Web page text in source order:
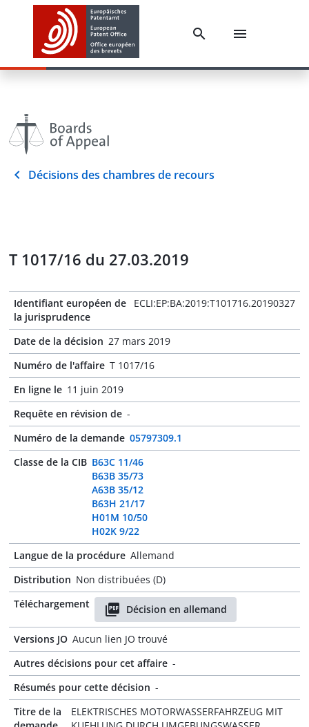
Décisions des chambres de recours
T 1017/16 du 27.03.2019
Identifiant européen de
la jurisprudence
ECLI:EP:BA:2019:T101716.20190327
Date de la décision 27 mars 2019
Numéro de l'affaire T 1017/16
En ligne le 11 juin 2019
Requête en révision de -
Numéro de la demande 05797309.1
Classe de la CIB B63C 11/46
B63B 35/73
A63B 35/12
B63H 21/17
H01M 10/50
H02K 9/22
Langue de la procédure Allemand
Distribution Non distribuées (D)
Téléchargement
Décision en allemand
Versions JO Aucun lien JO trouvé
Autres décisions pour cet affaire -
Résumés pour cette décision -
Titre de la
ELEKTRISCHES MOTORWASSERFAHRZEUG MIT